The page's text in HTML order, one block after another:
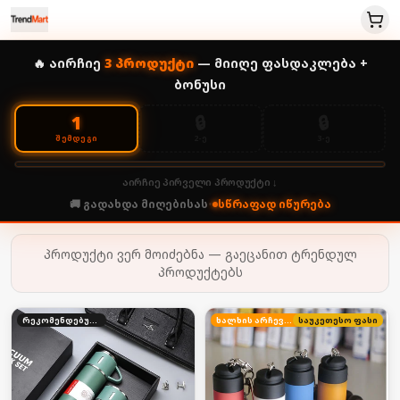
🔥 აირჩიე 3პროდუქტი— მიიღე ფასდაკლება +
ბონუსი
1
ᲨᲔᲛᲓᲔᲒᲘ
აირჩიე პირველი პროდუქტი ↓
🚚 გადახდა მიღებისას• სწრაფად იწურება
პროდუქტი ვერ მოიძებნა — გაეცანით ტრენდულ
პროდუქტებს
რეკომენდებული ხალხის არჩევანი საუკეთესო ფასი